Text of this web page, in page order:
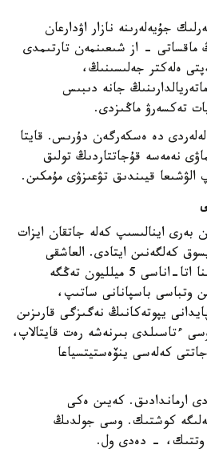
جۇيەلەرىنە نازار اۋدارعان
ماقساتى - از شىعىنمەن تارتىمدى
ەلەكتر جەلىسىنىڭ،
جانە دىبىس
تەكسەرۋ ماڭىزدى.
دە ەسكەرگەن دۇرىس. قايتا
نەمەسە قۇجاتتاردىڭ تولىق
قيىندىق تۋعىزۋى مۇمكىن.
2017 -جىلدان بەرى اينالىسىپ كەلە جاتقان ايزات
كەلگەنىن ايتادى. العاشقى
پاتەردىڭ باستاپقى جارناسىنا اتا-اناسى 5 ميلليون تەڭگە
وتباسى باسپانانى ساتىپ،
پايدانى يپوتەكانىڭ نەگىزگى قارىزىن
ءتاسىلدى بىرنەشە رەت قايتالاپ،
كەلەسى ينۆەستيتسياعا
ارماندادىق. كەيىن ەكى
كوشتىك. وسى جولدىڭ
وتتىك، - دەدى ول.